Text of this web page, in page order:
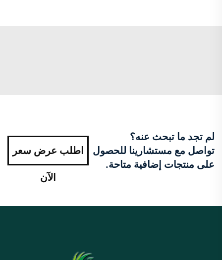
لم تجد ما تبحث عنه؟
تواصل مع مستشارينا للحصول
على منتجات إضافية متاحة.
اطلب عرض سعر
الآن